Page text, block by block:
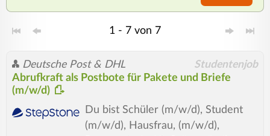
1 - 7 von 7
Deutsche Post & DHL Studentenjob
Abrufkraft als Postbote für Pakete und Briefe
(m/w/d)
Du bist Schüler (m/w/d), Student
(m/w/d), Hausfrau, (m/w/d),